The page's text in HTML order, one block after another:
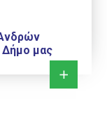
Δήμο μας